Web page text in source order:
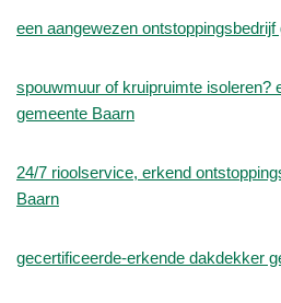
een aangewezen
spouwmuur of kruipruimte isoleren?
gemeente Baarn
24/7 rioolservice, erkend
Baarn
gecertificeerde-erkende dakdekker